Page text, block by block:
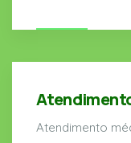
Atendimento